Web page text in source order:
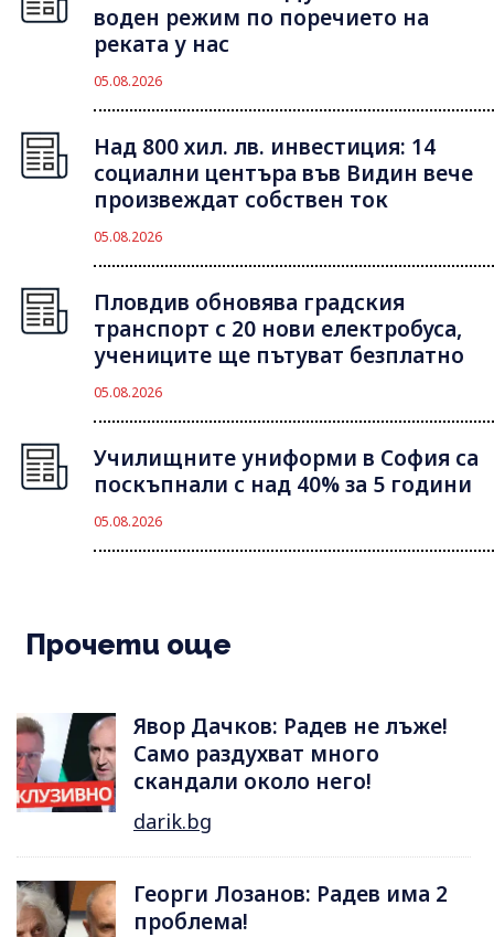
воден режим по поречието на
реката у нас
05.08.2026
Над 800 хил. лв. инвестиция: 14
социални центъра във Видин вече
произвеждат собствен ток
05.08.2026
Пловдив обновява градския
транспорт с 20 нови електробуса,
учениците ще пътуват безплатно
05.08.2026
Училищните униформи в София са
поскъпнали с над 40% за 5 години
05.08.2026
Прочети още
Явор Дачков: Радев не лъже!
Само раздухват много
скандали около него!
darik.bg
Георги Лозанов: Радев има 2
проблема!